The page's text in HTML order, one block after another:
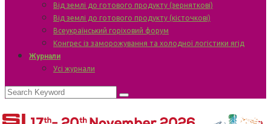
Від землі до готового продукту (зерняткові)
Від землі до готового продукту (кісточкові)
Всеукраїнський горіховий форум
Конгрес із заморожування та холодної логістики ягід
Журнали
Усі журнали